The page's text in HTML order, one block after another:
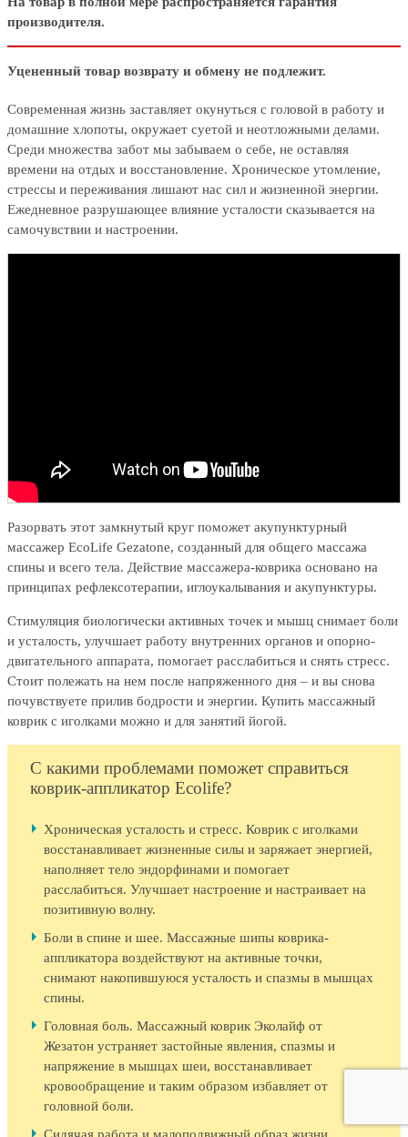
производителя.
Уцененный товар возврату и обмену не подлежит.
Современная жизнь заставляет окунуться с головой в работу и
домашние хлопоты, окружает суетой и неотложными делами.
Среди множества забот мы забываем о себе, не оставляя
времени на отдых и восстановление. Хроническое утомление,
стрессы и переживания лишают нас сил и жизненной энергии.
Ежедневное разрушающее влияние усталости сказывается на
самочувствии и настроении.
Разорвать этот замкнутый круг поможет акупунктурный
массажер EcoLife Gezatone, созданный для общего массажа
спины и всего тела. Действие массажера-коврика основано на
принципах рефлексотерапии, иглоукалывания и акупунктуры.
Стимуляция биологически активных точек и мышц снимает боли
и усталость, улучшает работу внутренних органов и опорно-
двигательного аппарата, помогает расслабиться и снять стресс.
Стоит полежать на нем после напряженного дня – и вы снова
почувствуете прилив бодрости и энергии. Купить массажный
коврик с иголками можно и для занятий йогой.
С какими проблемами поможет справиться
коврик-аппликатор Ecolife?
Хроническая усталость и стресс. Коврик с иголками
восстанавливает жизненные силы и заряжает энергией,
наполняет тело эндорфинами и помогает
расслабиться. Улучшает настроение и настраивает на
позитивную волну.
Боли в спине и шее. Массажные шипы коврика-
аппликатора воздействуют на активные точки,
снимают накопившуюся усталость и спазмы в мышцах
спины.
Головная боль. Массажный коврик Эколайф от
Жезатон устраняет застойные явления, спазмы и
напряжение в мышцах шеи, восстанавливает
кровообращение и таким образом избавляет от
головной боли.